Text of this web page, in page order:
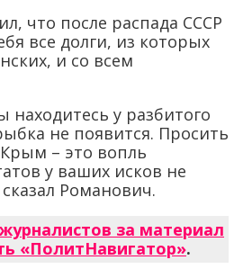
что после распада СССР
все долги, из которых
и со всем
находитесь у разбитого
не появится. Просить
– это вопль
у ваших исков не
Романович.
за материал
«ПолитНавигатор».